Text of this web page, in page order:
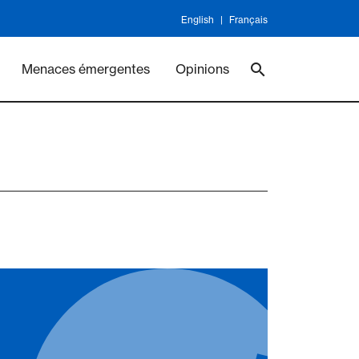
English Français
Menaces émergentes Opinions